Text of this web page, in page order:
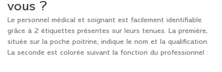
vous ?
Le personnel médical et soignant est facilement identifiable
grâce à 2 étiquettes présentes sur leurs tenues. La première,
située sur la poche poitrine, indique le nom et la qualification.
La seconde est colorée suivant la fonction du professionnel :